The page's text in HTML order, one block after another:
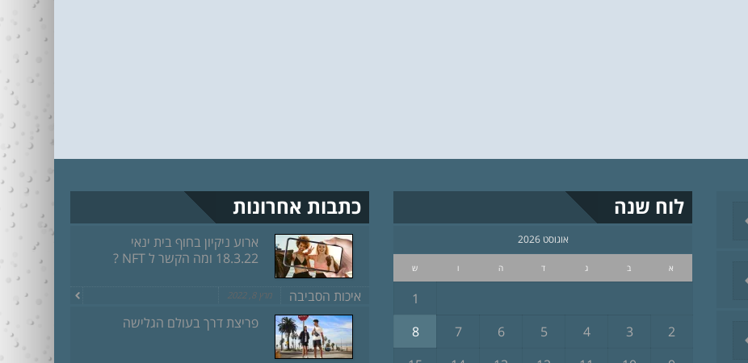
לוח שנה
אוגוסט 2026
א ב ג ד ה ו ש
1
2
3
4
5
6
7
8
כתבות אחרונות
ארוע ניקיון בחוף בית ינאי
18.3.22 ומה הקשר ל NFT ?
איכות הסביבה מרץ 8, 2022
פריצת דרך בעולם הגלישה